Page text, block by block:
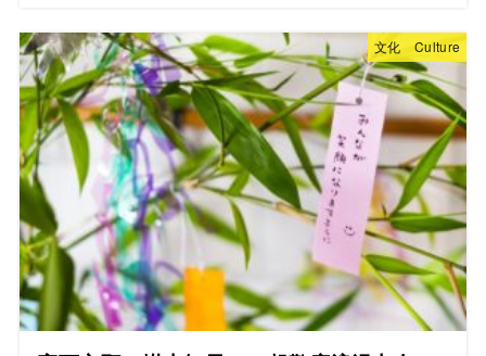
文化 Culture